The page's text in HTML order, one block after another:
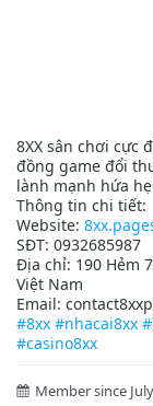
8XX sân chơi cực
đồng game đổi
lành mạnh hứa
Thông tin chi tiết:
Website:
SĐT: 0932685987
Địa chỉ: 190 Hẻm
Việt Nam
Email:
#8xx #nhacai8xx
#casino8xx
Member since